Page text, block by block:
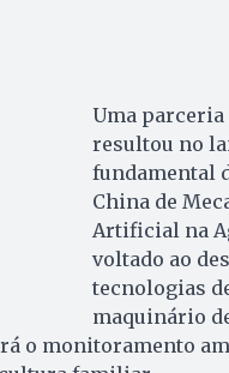
Uma
resultou no
fundamental
China de
Artificial na
voltado ao
tecnologias
maquinário
o monitoramento